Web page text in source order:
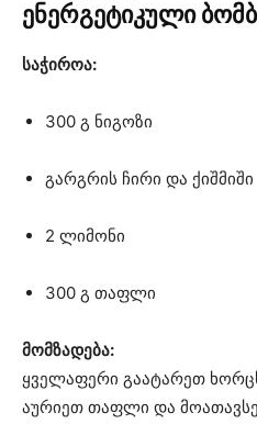
ენერგეტიკული
საჭიროა:
300 გ ნიგოზი
გარგრის ჩირი და ქიშმიში
2 ლიმონი
300 გ თაფლი
მომზადება:
ყველაფერი გაატარეთ
აურიეთ თაფლი და